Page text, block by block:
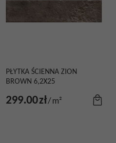
PŁYTKA ŚCIENNA ZION
BROWN 6,2X25
299.00zł/m²